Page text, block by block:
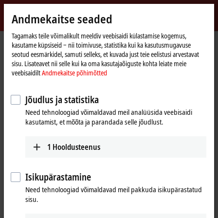
Beckhoff
-
New
Automation
Technology
Avaleht Ettevõte Üleilmne esindatus Israel Sales
Kontaktandmed
Beckhoff Automation Ltd.
Rimon 11
Modi’in Region Industrial Zone
Israel
+972 3 7764445
Andmekaitse seaded
Tagamaks teile võimalikult meeldiv veebisaidi külastamise kogemus,
kasutame küpsiseid ‒ nii toimivuse, statistika kui ka kasutusmugavuse
seotud eesmärkidel, samuti selleks, et kuvada just teie eelistusi arvestavat
sisu. Lisateavet nii selle kui ka oma kasutajaõiguste kohta leiate meie
veebisaidiltAndmekaitse põhimõtted
Jõudlus ja statistika
Need tehnoloogiad võimaldavad meil analüüsida veebisaidi
kasutamist, et mõõta ja parandada selle jõudlust.
1 Hooldusteenus
Isikupärastamine
Need tehnoloogiad võimaldavad meil pakkuda isikupärastatud
sisu.